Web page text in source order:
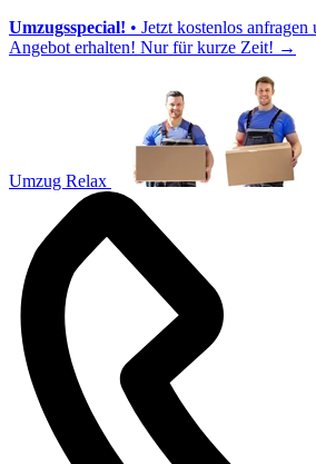
Umzugsspecial! • Jetzt kostenlos
Angebot erhalten! Nur für kurze Zeit! →
Umzug Relax